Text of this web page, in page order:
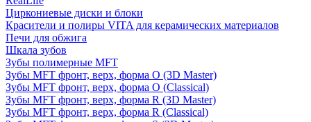
Циркониевые диски и блоки
Красители и полиры VITA для керамических материалов
Печи для обжига
Шкала зубов
Зубы полимерные MFT
Зубы MFT фронт, верх, форма O (3D Master)
Зубы MFT фронт, верх, форма O (Classical)
Зубы MFT фронт, верх, форма R (3D Master)
Зубы MFT фронт, верх, форма R (Classical)